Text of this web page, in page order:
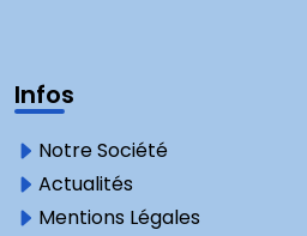
Infos
Notre Société
Actualités
Mentions Légales